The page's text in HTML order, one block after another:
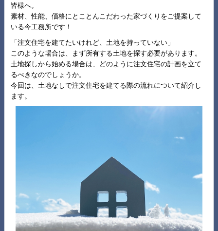
皆様へ。
素材、性能、価格にとことんこだわった家づくりをご提案して
いる今工務所です！
「注文住宅を建てたいけれど、土地を持っていない」
このような場合は、まず所有する土地を探す必要があります。
土地探しから始める場合は、どのように注文住宅の計画を立て
るべきなのでしょうか。
今回は、土地なしで注文住宅を建てる際の流れについて紹介し
ます。